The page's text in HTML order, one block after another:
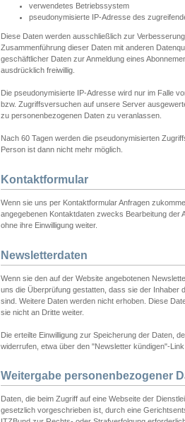
verwendetes Betriebssystem
pseudonymisierte IP-Adresse des
Diese Daten werden ausschließlich zur
Zusammenführung dieser Daten mit anderen
geschäftlicher Daten zur Anmeldung eines
ausdrücklich freiwillig.
Die pseudonymisierte IP-Adresse wird nur im Falle
bzw. Zugriffsversuchen auf unsere Server
zu personenbezogenen Daten zu veranlassen.
Nach 60 Tagen werden die pseudonymisierten
Person ist dann nicht mehr möglich.
Kontaktformular
Wenn sie uns per Kontaktformular Anfragen
angegebenen Kontaktdaten zwecks Bearbeitung der
ohne ihre Einwilligung weiter.
Newsletterdaten
Wenn sie den auf der Website angebotenen
uns die Überprüfung gestatten, dass sie der Inhaber
sind. Weitere Daten werden nicht erhoben. Diese
sie nicht an Dritte weiter.
Die erteilte Einwilligung zur Speicherung der Daten,
widerrufen, etwa über den "Newsletter kündigen"-
Weitergabe personenbezogener
Daten, die beim Zugriff auf eine Webseite der
gesetzlich vorgeschrieben ist, durch eine